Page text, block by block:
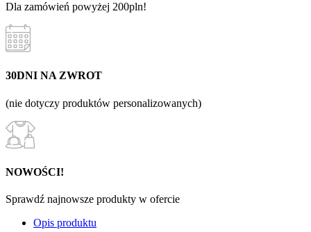
Dla zamówień powyżej 200pln!
30DNI NA ZWROT
(nie dotyczy produktów personalizowanych)
NOWOŚCI!
Sprawdź najnowsze produkty w ofercie
Opis produktu